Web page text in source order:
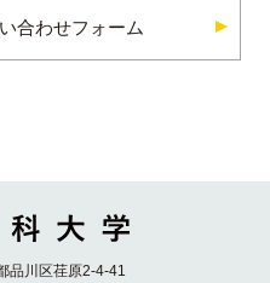
合わせフォーム
川区荏原2-4-41